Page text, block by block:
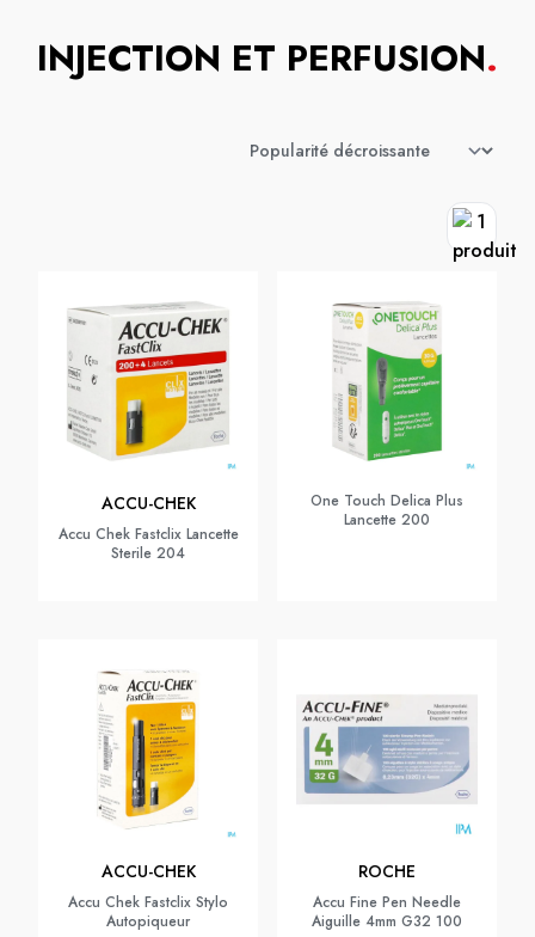
INJECTION ET PERFUSION.
ACCU-CHEK
Accu Chek Fastclix Lancette
Sterile 204
One Touch Delica Plus
Lancette 200
ACCU-CHEK
Accu Chek Fastclix Stylo
Autopiqueur
ROCHE
Accu Fine Pen Needle
Aiguille 4mm G32 100